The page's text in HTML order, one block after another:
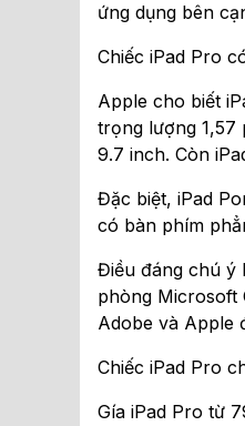
ứng dụng bên
Chiếc iPad Pro
Apple cho biết
trọng lượng 1,57
9.7 inch. Còn
Đặc biệt, iPad
có bàn phím
Điều đáng chú ý
phòng Microsoft
Adobe và Apple
Chiếc iPad Pro
Gía iPad Pro từ